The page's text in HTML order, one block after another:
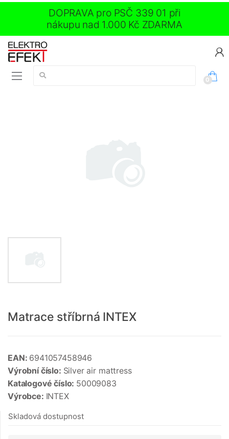
DOPRAVA pro PSČ 339 01 při
nákupu nad 1.000 Kč ZDARMA
Vyhledávání:
0
Matrace stříbrná INTEX
EAN: 6941057458946
Výrobní číslo: Silver air mattress
Katalogové číslo: 50009083
Výrobce: INTEX
Skladová dostupnost